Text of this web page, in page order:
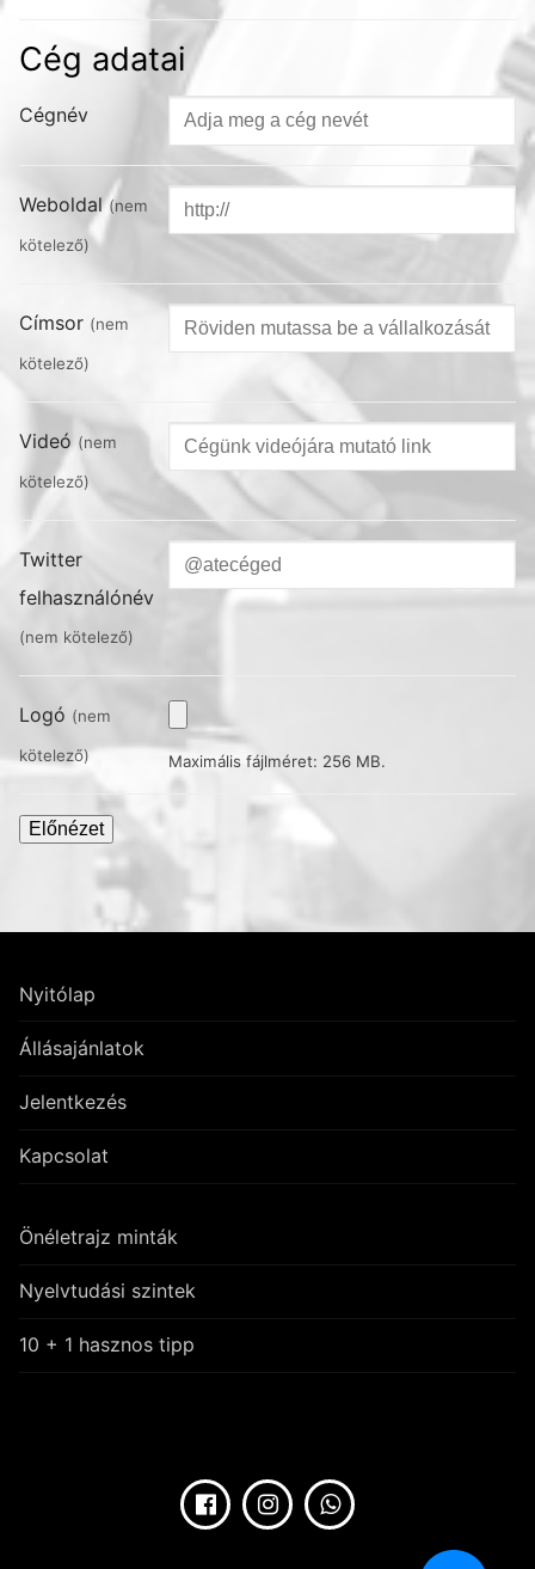
Cég adatai
Cégnév
Weboldal(nem
kötelező)
Címsor (nem
kötelező)
Videó (nem
kötelező)
Twitter
felhasználónév
(nem kötelező)
Logó (nem
kötelező) Maximális fájlméret: 256 MB.
Nyitólap
Állásajánlatok
Jelentkezés
Kapcsolat
Önéletrajz minták
Nyelvtudási szintek
10 + 1 hasznos tipp